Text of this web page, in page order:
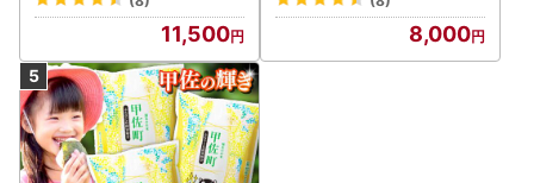
11,500 8,000